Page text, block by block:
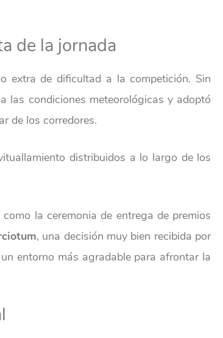
de la jornada
extra de dificultad a la competición. Sin
las condiciones meteorológicas y adoptó
de los corredores.
distribuidos a lo largo de los
la ceremonia de entrega de premios
, una decisión muy bien recibida por
entorno más agradable para afrontar la